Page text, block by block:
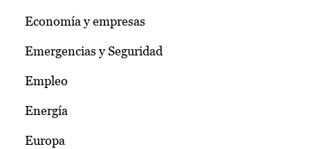
Economía y empresas
Emergencias y Seguridad
Empleo
Energía
Europa